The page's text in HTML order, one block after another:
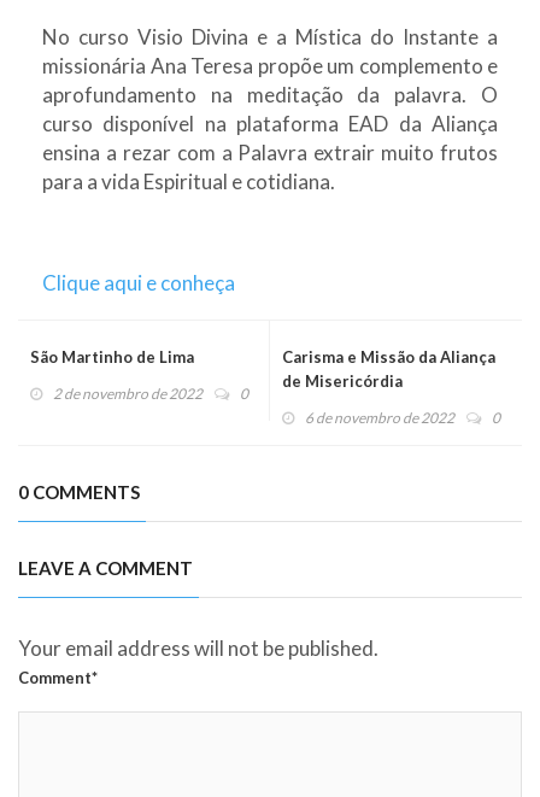
No curso Visio Divina e a Mística do Instante a
missionária Ana Teresa propõe um complemento e
aprofundamento na meditação da palavra. O
curso disponível na plataforma EAD da Aliança
ensina a rezar com a Palavra extrair muito frutos
para a vida Espiritual e cotidiana.
Clique aqui e conheça
São Martinho de Lima
2 de novembro de 2022 0
Carisma e Missão da Aliança
de Misericórdia
6 de novembro de 2022 0
0 COMMENTS
LEAVE A COMMENT
Your email address will not be published.
Comment*